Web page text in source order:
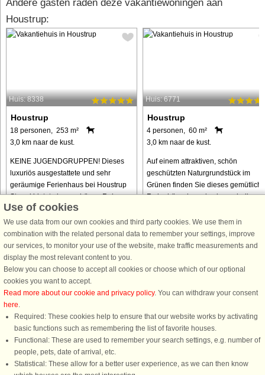
Andere gasten raden deze vakantiewoningen aan
Houstrup:
Huis: 8338
Houstrup
18 personen, 253 m²
3,0 km naar de kust.
KEINE JUGENDGRUPPEN! Dieses
luxuriös ausgestattete und sehr
geräumige Ferienhaus bei Houstrup
Strand bietet einen schönen Rahmen
für einen aktiven und dennoch
erholsamen Aufenthalt mit bis zu 18
Personen, ...
van € 2.073
Huis: 6771
Houstrup
4 personen, 60 m²
3,0 km naar de kust.
Auf einem attraktiven, schön
geschützten Naturgrundstück im
Grünen finden Sie dieses gemütliche
Ferienhäuschen, das innen hell und
hellen Küche aus hat man direkten
Zugang ...
van € 539
DanCenter A/S - Kronprinsensgade 3, 2. - 1114 København K - Danmark
Tel.: +45 70 13 00 00 - Fax.: +45 70 13 70 70 - CVR: 67324013
Use of cookies
We use data from our own cookies and third party cookies. We use them in
combination with the related personal data to remember your settings, improve
our services, to monitor your use of the website, make traffic measurements and
display the most relevant content to you.
Below you can choose to accept all cookies or choose which of our optional
cookies you want to accept.
Read more about our cookie and privacy policy. You can withdraw your consent
here.
Required: These cookies help to ensure that our website works by activating
basic functions such as remembering the list of favorite houses.
Functional: These are used to remember your search settings, e.g. number of
people, pets, date of arrival, etc.
Statistical: These allow for a better user experience, as we can then know